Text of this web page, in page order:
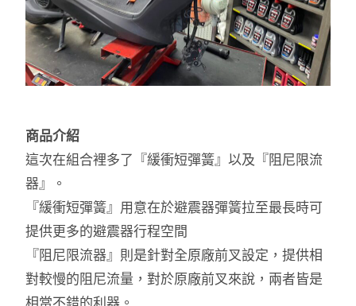
商品介紹
這次在組合裡多了『緩衝短彈簧』以及『阻尼限流
器』。
『緩衝短彈簧』用意在於避震器彈簧拉至最長時可
提供更多的避震器行程空間
『阻尼限流器』則是針對全原廠前叉設定，提供相
對較慢的阻尼流量，對於原廠前叉來說，兩者皆是